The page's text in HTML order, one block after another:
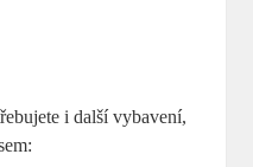
i další vybavení,